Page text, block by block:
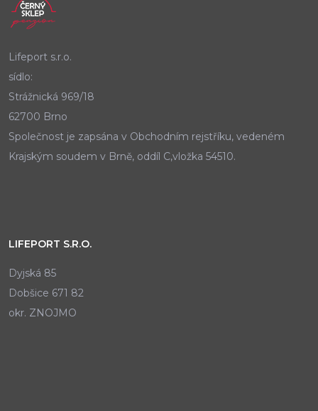
Lifeport s.r.o.
sídlo:
Strážnická 969/18
62700 Brno
Společnost je zapsána v Obchodním rejstříku, vedeném
Krajským soudem v Brně, oddíl C,vložka 54510.
LIFEPORT S.R.O.
Dyjská 85
Dobšice 671 82
okr. ZNOJMO